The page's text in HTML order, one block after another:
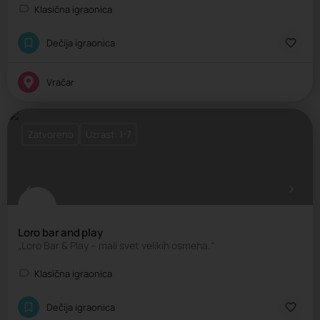
Klasična igraonica
Dečija igraonica
Vračar
Loro bar and play
„Loro Bar & Play – mali svet velikih osmeha.“
Klasična igraonica
Dečija igraonica